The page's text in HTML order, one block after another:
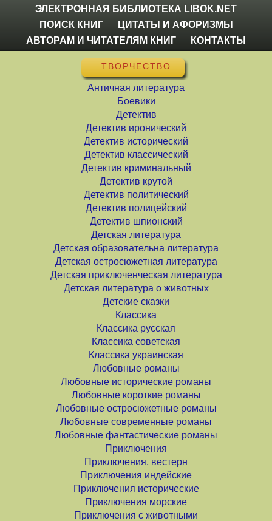
ЭЛЕКТРОННАЯ БИБЛИОТЕКА LIBOK.NET
ПОИСК КНИГ
ЦИТАТЫ И АФОРИЗМЫ
АВТОРАМ И ЧИТАТЕЛЯМ КНИГ
КОНТАКТЫ
ТВОРЧЕСТВО
Античная литература
Боевики
Детектив
Детектив иронический
Детектив исторический
Детектив классический
Детектив криминальный
Детектив крутой
Детектив политический
Детектив полицейский
Детектив шпионский
Детская литература
Детская образовательна литература
Детская остросюжетная литература
Детская приключенческая литература
Детская литература о животных
Детские сказки
Классика
Классика русская
Классика советская
Классика украинская
Любовные романы
Любовные исторические романы
Любовные короткие романы
Любовные остросюжетные романы
Любовные современные романы
Любовные фантастические романы
Приключения
Приключения, вестерн
Приключения индейские
Приключения исторические
Приключения морские
Приключения с животными